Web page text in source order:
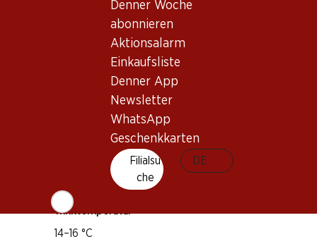
Denner Woche
abonnieren
Aktionsalarm
Einkaufsliste
Denner App
Newsletter
WhatsApp
Geschenkkarten
Filialsu
che
DE
Wissenswertes
Trinktemperatur
14–16 °C